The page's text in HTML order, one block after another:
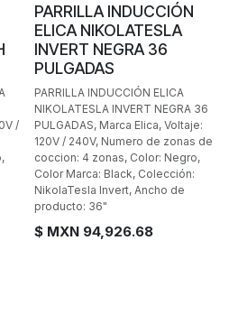
/
BAJO PEDIDO
PARRILLA INDUCCIÓN
ELICA NIKOLATESLA
INVERT NEGRA 36
PULGADAS
PARRILLA INDUCCIÓN ELICA
NIKOLATESLA INVERT NEGRA 36
PULGADAS, Marca Elica, Voltaje:
120V / 240V, Numero de zonas de
coccion: 4 zonas, Color: Negro,
Color Marca: Black, Colección:
NikolaTesla Invert, Ancho de
producto: 36"
$ MXN 94,926.68